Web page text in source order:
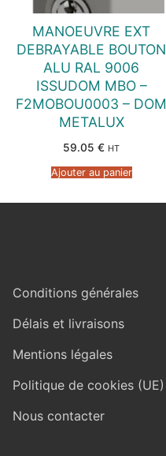
MANOEUVRE EXT
DEBRAYABLE BOUTON
ALU RAL 9006
ISSUDOM MBO –
F2MOBOU0003 – DOM
METALUX
59.05 € HT
Ajouter au panier
Conditions générales
Délais et livraisons
Mentions légales
Politique de cookies (UE)
Nous contacter